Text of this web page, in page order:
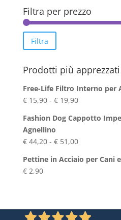
Filtra per prezzo
Filtra
Prodotti più apprezzati
Free-Life Filtro Interno per
€15,90 - €19,90Fascia
prezzo:
€ 15,90
a
Fashion Dog Cappotto
Agnellino
€44,20 - €51,00Fascia
prezzo:
€ 51,00
Pettine in Acciaio per Cani
€2,90